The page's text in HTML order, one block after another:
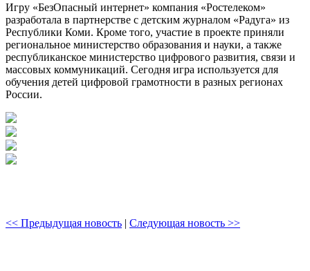
Игру «БезОпасный интернет» компания «Ростелеком»
разработала в партнерстве с детским журналом «Радуга» из
Республики Коми. Кроме того, участие в проекте приняли
региональное министерство образования и науки, а также
республиканское министерство цифрового развития, связи и
массовых коммуникаций. Сегодня игра используется для
обучения детей цифровой грамотности в разных регионах
России.
<< Предыдущая новость | Следующая новость >>